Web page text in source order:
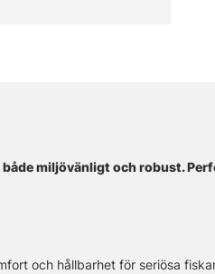
både miljövänligt och robust.
och hållbarhet för seriösa